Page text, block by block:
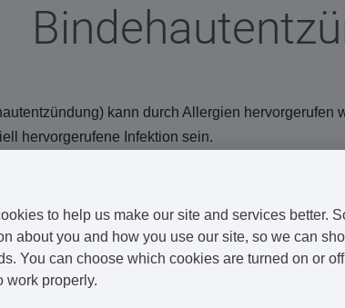
kann durch Allergien hervorgerufen
hervorgerufene Infektion sein.
einhergehen
mit Antibiotika
bietet Ihnen eine bequeme wie verlässliche
to help us make our site and services better.
about you and how you use our site, so we can
You can choose which cookies are turned on or
work properly.